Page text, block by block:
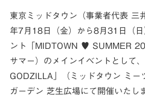
東京ミッドタウン（事業者代表
年7月18日（金）から8月31日（
ント「MIDTOWN ♥ SUMMER
サマー）のメインイベントとして
GODZILLA」（ミッドタウン ミー
ガーデン 芝生広場にて開催いたし